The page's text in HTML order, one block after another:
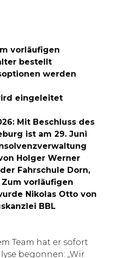
vorläufigen
bestellt
werden
eingeleitet
Mit Beschluss des
ist am 29. Juni
Holger Werner
Fahrschule Dorn,
vorläufigen
Nikolas Otto von
BBL
Team hat er sofort
begonnen: „Wir